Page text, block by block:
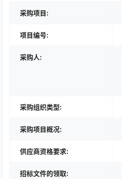
采购项目:
项目编号:
采购人:
采购组织类型:
采购项目概况:
供应商资格要求:
招标文件的领取: